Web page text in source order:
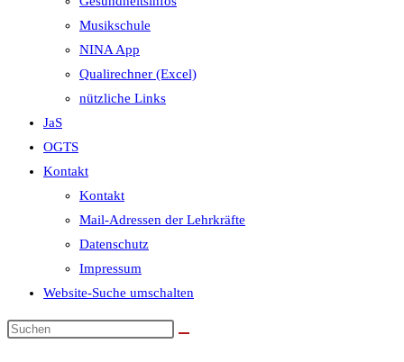
Musikschule
NINA App
Qualirechner (Excel)
nützliche Links
JaS
OGTS
Kontakt
Kontakt
Mail-Adressen der Lehrkräfte
Datenschutz
Impressum
Website-Suche umschalten